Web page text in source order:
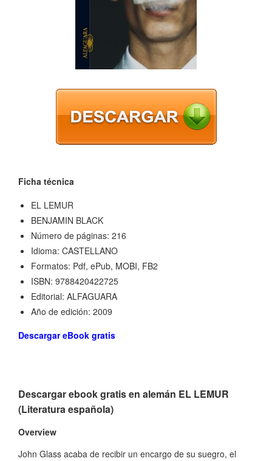
Ficha técnica
EL LEMUR
BENJAMIN BLACK
Número de páginas: 216
Idioma: CASTELLANO
Formatos: Pdf, ePub, MOBI, FB2
ISBN: 9788420422725
Editorial: ALFAGUARA
Año de edición: 2009
Descargar eBook gratis
Descargar ebook gratis en alemán EL LEMUR
(Literatura española)
Overview
John Glass acaba de recibir un encargo de su suegro, el